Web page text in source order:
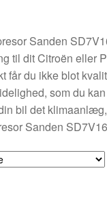
Sanden
til dit Citroën eller
får du ikke blot
som du
bil det
Sanden